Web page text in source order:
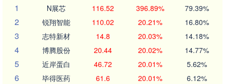
1
N展芯 116.52 396.89% 79.39%
2 锐翔智能 110.02 20.21% 16.80%
3 志特新材 14.8 20.03% 14.18%
4 博腾股份 20.44 20.02% 14.77%
5 近岸蛋白 46.72 20.01% 5.62%
6 毕得医药 61.6 20.01% 6.12%